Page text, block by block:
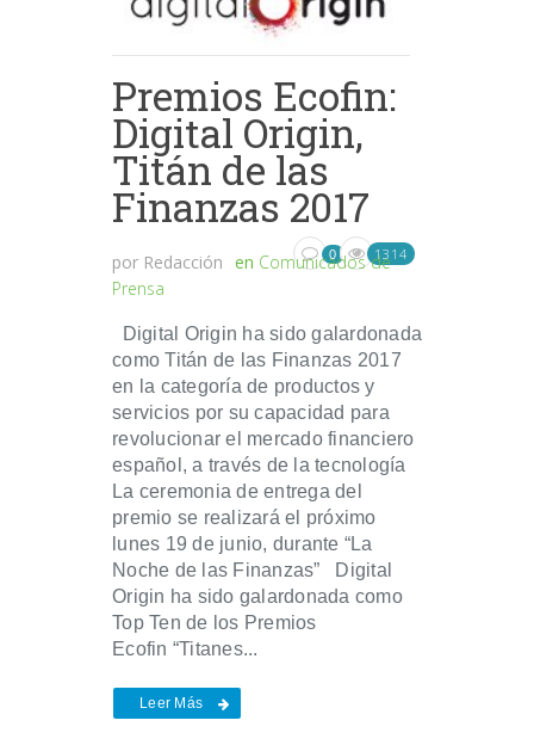
Premios Ecofin:
Digital Origin,
Titán de las
Finanzas 2017
por Redacción en Comunicados de
Prensa
0 1314
Digital Origin ha sido galardonada
como Titán de las Finanzas 2017
en la categoría de productos y
servicios por su capacidad para
revolucionar el mercado financiero
español, a través de la tecnología
La ceremonia de entrega del
premio se realizará el próximo
lunes 19 de junio, durante “La
Noche de las Finanzas” Digital
Origin ha sido galardonada como
Top Ten de los Premios
Ecofin “Titanes...
Leer Más